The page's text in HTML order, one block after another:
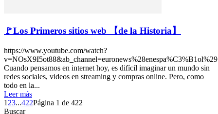
🚩Los Primeros sitios web 【de la Historia】
https://www.youtube.com/watch?
v=NOsX9I5ot88&ab_channel=euronews%28enespa%C3%B1ol%29
Cuando pensamos en internet hoy, es difícil imaginar un mundo sin
redes sociales, videos en streaming y compras online. Pero, como
todo en la...
Leer más
1 23...422Página 1 de 422
Buscar